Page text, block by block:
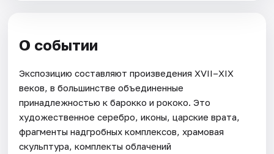
О событии
Экспозицию составляют произведения XVII–XIX
веков, в большинстве объединенные
принадлежностью к барокко и рококо. Это
художественное серебро, иконы, царские врата,
фрагменты надгробных комплексов, храмовая
скульптура, комплекты облачений